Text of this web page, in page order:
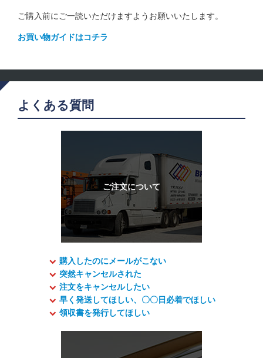
ご購入前にご一読いただけますようお願いいたします。
お買い物ガイドはコチラ
よくある質問
購入したのにメールがこない
突然キャンセルされた
注文をキャンセルしたい
早く発送してほしい、〇〇日必着でほしい
領収書を発行してほしい